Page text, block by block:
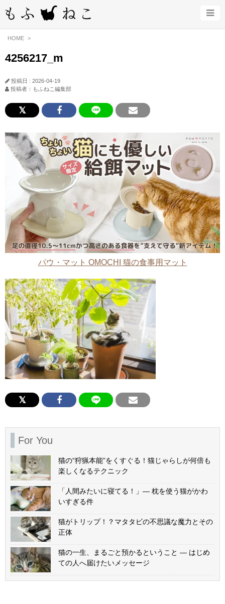
HOME
4256217_m
投稿日 : 2026-04-19
投稿者：もふねこ編集部
パウ・マット OMOCHI 猫の食事用マット
For You
猫の“狩猟本能”をくすぐる！猫じゃらしが何倍も
楽しくなるテクニック
「人間みたいに寝てる！」— 枕を使う猫がかわ
いすぎる件
猫がトリップ！？マタタビの不思議な魔力とその
正体
猫の一生、まるごと預かるということ — はじめ
ての人へ届けたいメッセージ